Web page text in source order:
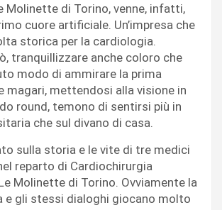
Molinette di Torino, venne, infatti,
cuore artificiale. Un’impresa che
storica per la cardiologia.
tranquillizzare anche coloro che
modo di ammirare la prima
magari, mettendosi alla visione in
round, temono di sentirsi più in
che sul divano di casa.
sulla storia e le vite di tre medici
reparto di Cardiochirurgia
Molinette di Torino. Ovviamente la
e gli stessi dialoghi giocano molto